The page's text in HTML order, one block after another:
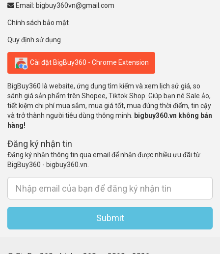
Email: bigbuy360vn@gmail.com
Chính sách bảo mật
Quy định sử dụng
Cài đặt BigBuy360 - Chrome Extension
BigBuy360 là website, ứng dụng tìm kiếm và xem lịch sử giá, so
sánh giá sản phẩm trên Shopee, Tiktok Shop. Giúp bạn né Sale ảo,
tiết kiệm chi phí mua sắm, mua giá tốt, mua đúng thời điểm, tin cậy
và trở thành người tiêu dùng thông minh.
bigbuy360.vn không bán
hàng!
Đăng ký nhận tin
Đăng ký nhận thông tin qua email để nhận được nhiều ưu đãi từ
BigBuy360 - bigbuy360.vn.
Submit